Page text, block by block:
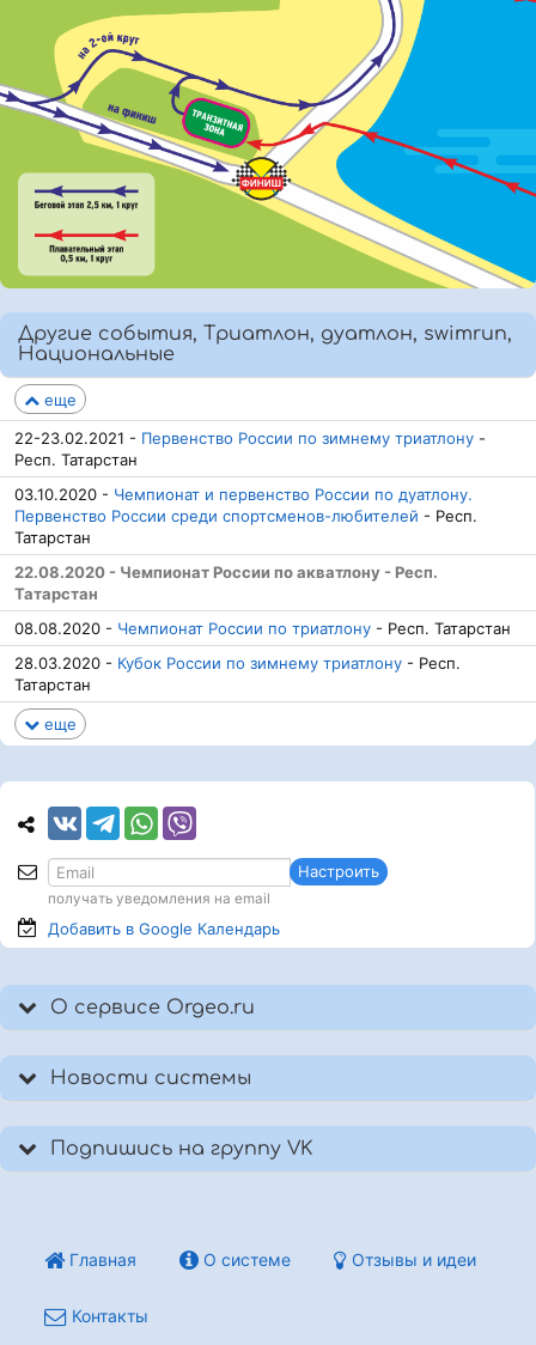
Другие события, Триатлон, дуатлон, swimrun,
Национальные
еще
22-23.02.2021 - Первенство России по зимнему триатлону -
Респ. Татарстан
03.10.2020 - Чемпионат и первенство России по дуатлону.
Первенство России среди спортсменов-любителей - Респ.
Татарстан
22.08.2020 - Чемпионат России по акватлону - Респ.
Татарстан
08.08.2020 - Чемпионат России по триатлону - Респ. Татарстан
28.03.2020 - Кубок России по зимнему триатлону - Респ.
Татарстан
еще
Настроить
получать уведомления на email
Добавить в Google Календарь
О сервисе Orgeo.ru
Новости системы
Подпишись на группу VK
Главная О системе Отзывы и идеи
Контакты